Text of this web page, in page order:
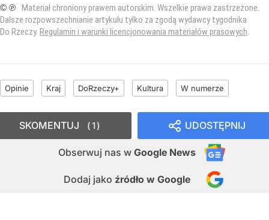
© ℗ Materiał chroniony prawem autorskim. Wszelkie prawa zastrzeżone.
Dalsze rozpowszechnianie artykułu tylko za zgodą wydawcy tygodnika
Do Rzeczy. Regulamin i warunki licencjonowania materiałów prasowych
Opinie Kraj DoRzeczy+ Kultura W numerze
UDOSTĘPNIJ
Obserwuj nas w Google News
Dodaj jako źródło w Google
SKOMENTUJ 1